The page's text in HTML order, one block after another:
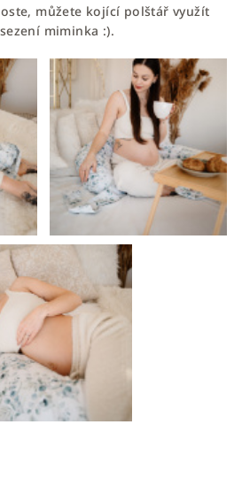
můžete kojící polštář využít
miminka :).